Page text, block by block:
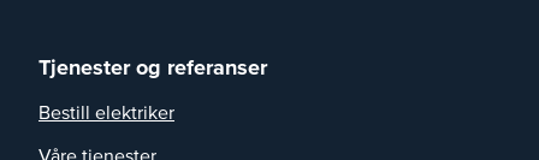
Tjenester og referanser
Bestill elektriker
Våre tjenester